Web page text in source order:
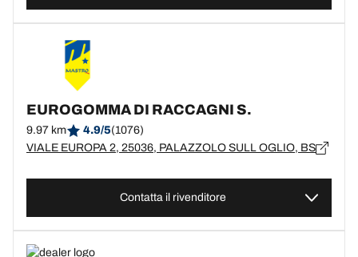
EUROGOMMA DI RACCAGNI S.
9.97 km 4.9/5(1076)
VIALE EUROPA 2, 25036, PALAZZOLO SULL OGLIO, BS
Contatta il rivenditore